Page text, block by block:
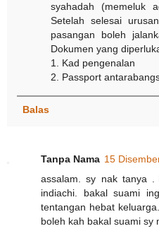
syahadah (memeluk
Setelah selesai
pasangan boleh
Dokumen yang
1. Kad pengenalan
2. Passport
Balas
Tanpa Nama 15
assalam. sy nak tanya .
indiachi. bakal suami
tentangan hebat
boleh kah bakal suami sy